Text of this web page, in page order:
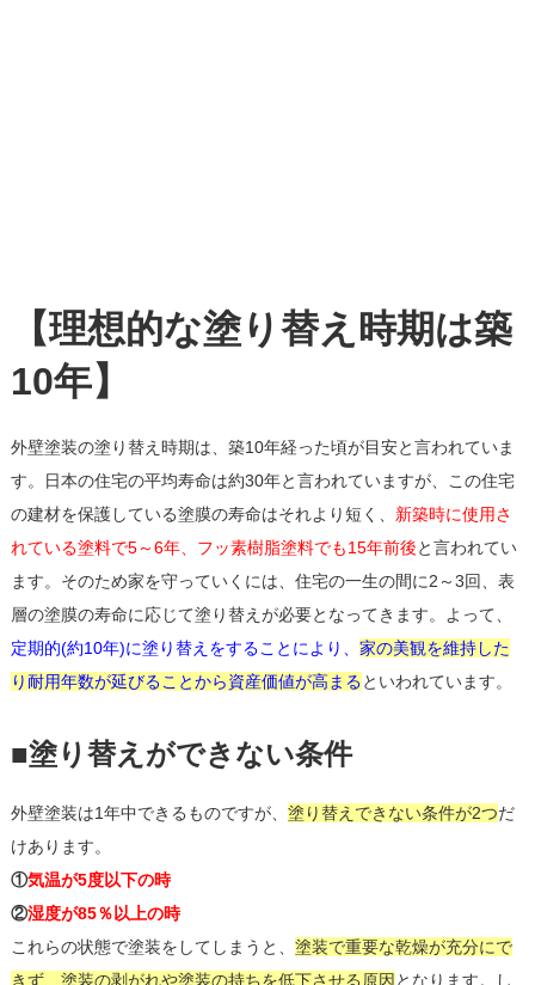
【理想的な塗り替え時期は築
10年】
外壁塗装の塗り替え時期は、築10年経った頃が目安と言われていま
す。日本の住宅の平均寿命は約30年と言われていますが、この住宅
の建材を保護している塗膜の寿命はそれより短く、 新築時に使用さ
れている塗料で5～6年、フッ素樹脂塗料でも15年前後と言われてい
ます。そのため家を守っていくには、住宅の一生の間に2～3回、表
層の塗膜の寿命に応じて塗り替えが必要となってきます。よって、
定期的(約10年)に塗り替えをすることにより、 家の美観を維持した
り耐用年数が延びることから資産価値が高まるといわれています。
■塗り替えができない条件
外壁塗装は1年中できるものですが、 塗り替えできない条件が2つだ
けあります。
①気温が5度以下の時
②湿度が85％以上の時
これらの状態で塗装をしてしまうと、 塗装で重要な乾燥が充分にで
きず、塗装の剥がれや塗装の持ちを低下させる原因 となります。し